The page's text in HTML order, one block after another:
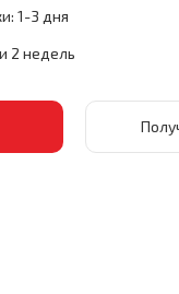
1-3 дня
2 недель